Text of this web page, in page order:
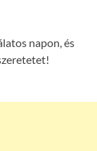
napon, és